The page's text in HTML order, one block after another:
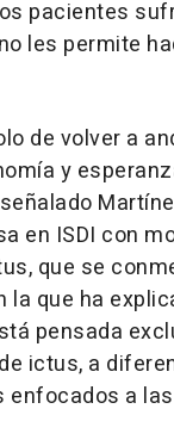
pacientes
les permite
de volver a
y
en ISDI con
que se
la que ha
pensada
ictus, a
enfocados a